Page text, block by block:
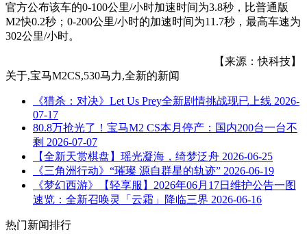
官方公布该车的0-100公里/小时加速时间为3.8秒，比普通版
M2快0.2秒；0-200公里/小时的加速时间为11.7秒，最高车速为
302公里/小时。
【来源：快科技】
关于,宝马M2CS,530马力,全新的新闻
《猎杀：对决》Let Us Prey全新剧情挑战现已上线 2026-
07-17
80.8万抢光了！宝马M2 CS本月停产：国内200台一台不
剩 2026-07-07
【全新天赏棋盘】瑶光凝海，绮梦泛舟 2026-06-25
《三角洲行动》“璀璨 源自群星的轨迹” 2026-06-19
《梦幻西游》【轻享服】2026年06月17日维护公告一图
速览：全新召唤灵「云霜」降临三界 2026-06-16
热门新闻排行